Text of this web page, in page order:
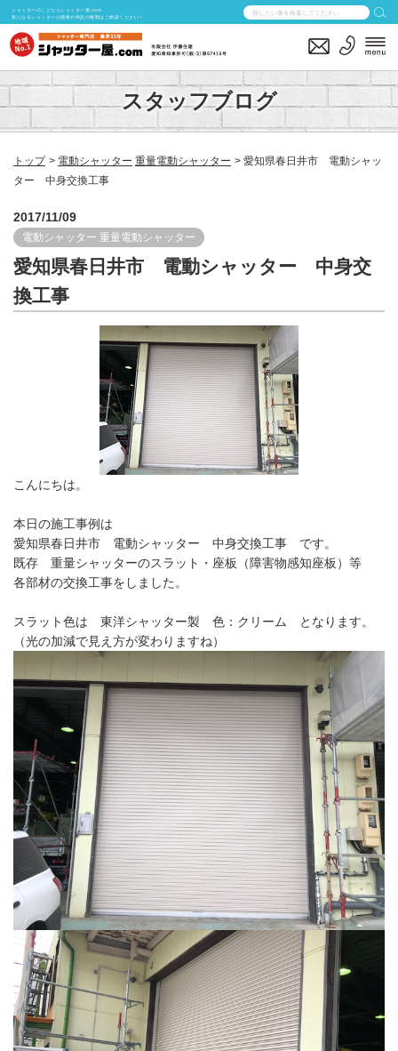
シャッターのことならシャッター屋.com
気になるシャッターの価格や商品の種類はご相談ください！
スタッフブログ
トップ 電動シャッター 重量電動シャッター
愛知県春日井市 電動シャッ
ター 中身交換工事
2017/11/09
電動シャッター 重量電動シャッター
愛知県春日井市 電動シャッター 中身交
換工事
こんにちは。
本日の施工事例は
愛知県春日井市 電動シャッター 中身交換工事 です。
既存 重量シャッターのスラット・座板（障害物感知座板）等
各部材の交換工事をしました。
スラット色は 東洋シャッター製 色：クリーム となります。
（光の加減で見え方が変わりますね）